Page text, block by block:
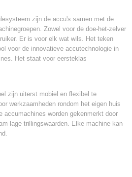
zijn de accu's samen met de
Zowel voor de doe-het-zelver
Er is voor elk wat wils. Het teken
voor de innovatieve accutechnologie in
Het staat voor eersteklas
zijn uiterst mobiel en flexibel te
werkzaamheden rondom het eigen huis
accumachines worden gekenmerkt door
lage trillingswaarden. Elke machine kan